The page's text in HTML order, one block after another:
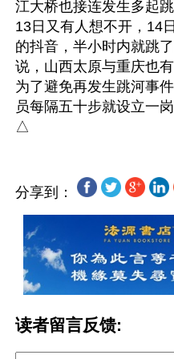
江大桥也接连发生多起
13日又有人想不开，14
的抖音，半小时内就跳
说，山西太原与重庆也
为了避免再发生跳河事
员每隔五十步就设立一
分享到：
读者留言反馈: